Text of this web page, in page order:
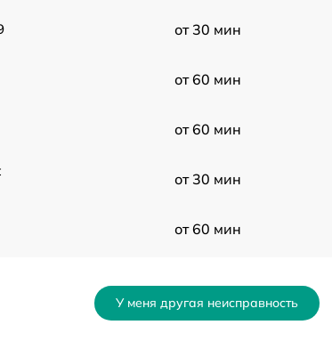
от 30 мин
от 60 мин
от 60 мин
от 30 мин
от 60 мин
У меня другая неисправность